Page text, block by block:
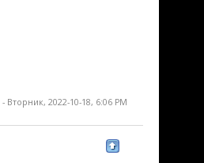
- Вторник, 2022-10-18, 6:06 PM